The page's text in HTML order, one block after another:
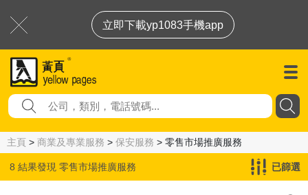
立即下載yp1083手機app
主頁 > 商業及專業服務 > 保安服務 > 零售市場推廣服務
8 結果發現 零售市場推廣服務 已篩選